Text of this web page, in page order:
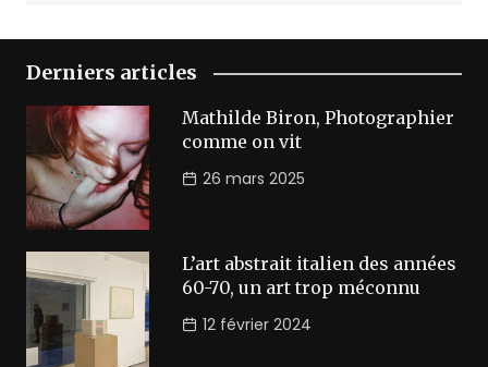
Derniers articles
Mathilde Biron, Photographier
comme on vit
26 mars 2025
L’art abstrait italien des années
60-70, un art trop méconnu
12 février 2024